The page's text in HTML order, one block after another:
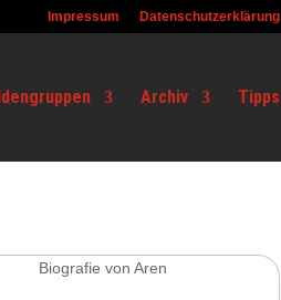
Impressum Datenschutzerklärung
Archiv Tipps
Biografie von Aren